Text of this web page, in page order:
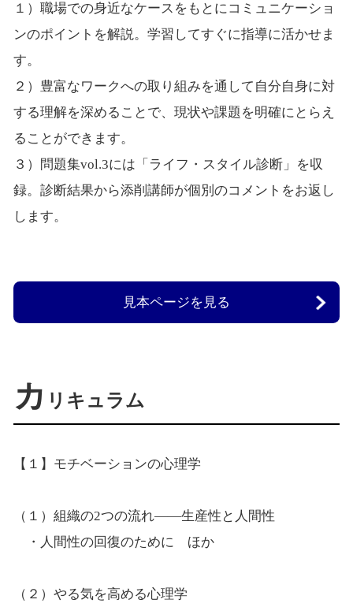
１）職場での身近なケースをもとにコミュニケーショ
ンのポイントを解説。学習してすぐに指導に活かせま
す。
２）豊富なワークへの取り組みを通して自分自身に対
する理解を深めることで、現状や課題を明確にとらえ
ることができます。
３）問題集vol.3には「ライフ・スタイル診断」を収
録。診断結果から添削講師が個別のコメントをお返し
します。
見本ページを見る
カ リキュラム
【１】モチベーションの心理学
（１）組織の2つの流れ――生産性と人間性
・人間性の回復のために ほか
（２）やる気を高める心理学